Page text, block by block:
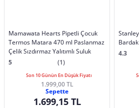
Mamawata Hearts Pipetli Çocuk
Termos Matara 470 ml Paslanmaz
Çelik Sızdırmaz Yalıtımlı Suluk
5
(1)
Son 10 Günün En Düşük Fiyatı
1.999,00 TL
Sepette
1.699,15 TL
4.3